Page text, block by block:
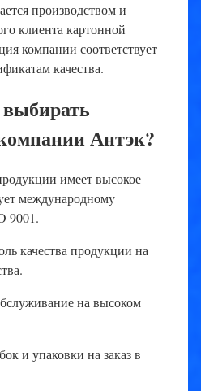
производством и
клиента картонной
компании соответствует
качества.
Антэк?
имеет высокое
международному
9001.
качества продукции на
на высоком
и упаковки на заказ в